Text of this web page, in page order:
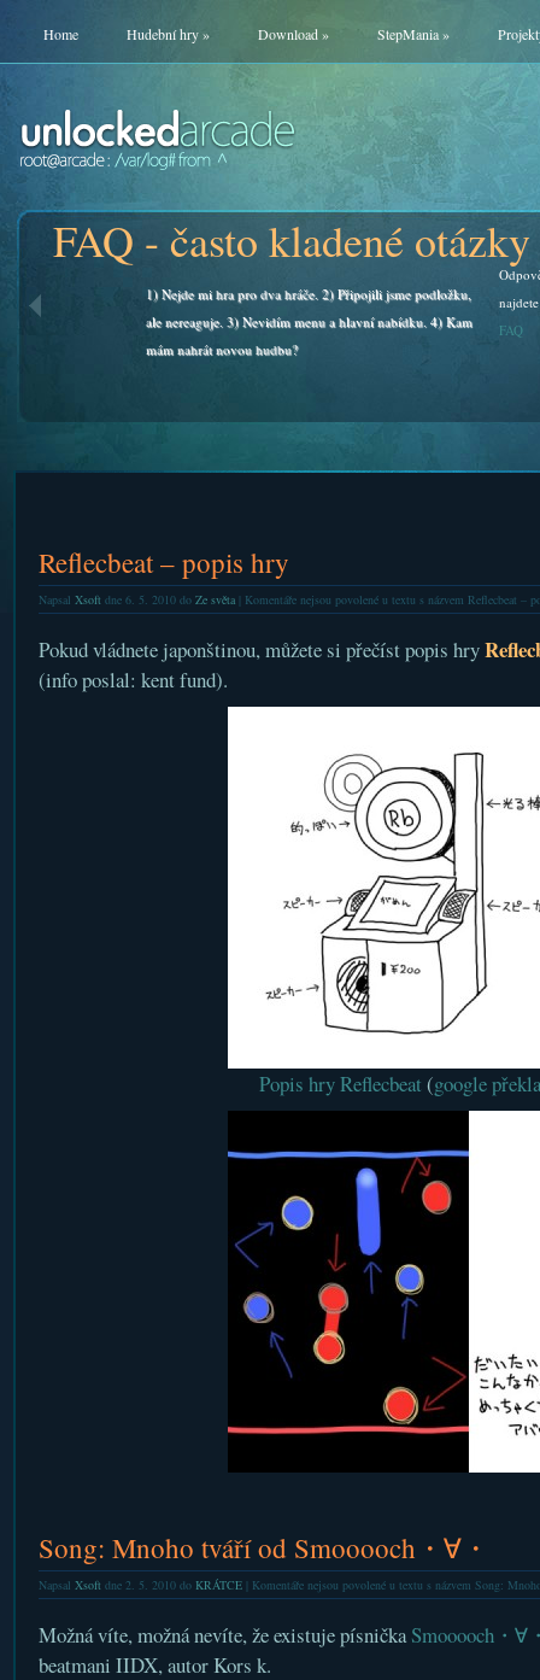
Home Hudební hry» Download» StepMania»
FAQ - často kladené otázky
1) Nejde mi hra pro dva hráče. 2) Připojili jsme podložku,
ale nereaguje. 3) Nevidím menu a hlavní nabídku. 4) Kam
mám nahrát novou hudbu?
FAQ
Reflecbeat – popis hry
Napsal Xsoftdne 6. 5. 2010 do Ze světa| Komentáře nejsou povolenéu textu s názvem Reflecbeat –
Pokud vládnete japonštinou, můžete si přečíst popis hry
(info poslal: kent fund).
Popis hry Reflecbeat (google
Song: Mnoho tváří od Smooooch・∀・
Napsal Xsoftdne 2. 5. 2010 do KRÁTCE| Komentáře nejsou povolenéu textu s názvem Song:
Možná víte, možná nevíte, že existuje písničkaSmooooch・∀
beatmani IIDX, autor Kors k.